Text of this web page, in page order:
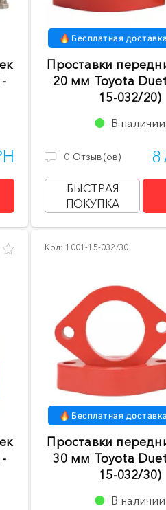
Бесплатная доставка
Проставки
20 мм Toyota
15-032/20)
В наличии
0 Отзыв(ов)
БЫСТРАЯ
ПОКУПКА
Код: 1001-15-032/30
Бесплатная доставка
Проставки
30 мм Toyota
15-032/30)
В наличии